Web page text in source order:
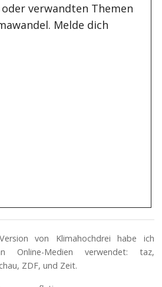
verwandten Themen
Melde dich
von Klimahochdrei habe ich
Online-Medien verwendet: taz,
ZDF, und Zeit.